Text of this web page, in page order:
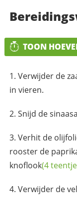
TOON
Verwijder de
in vieren.
Snijd de
Verhit de
rooster de
knoflook(4
Verwijder de